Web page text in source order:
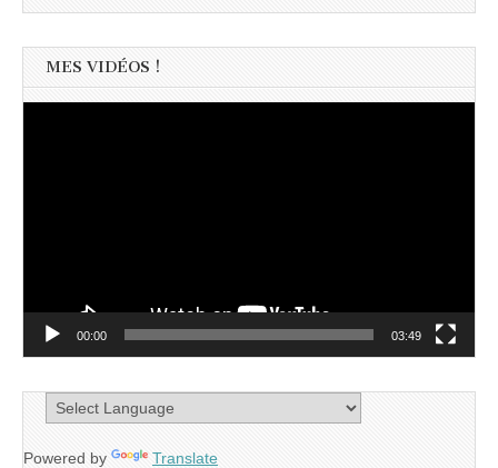
MES VIDÉOS !
00:00 03:49
Powered by Translate